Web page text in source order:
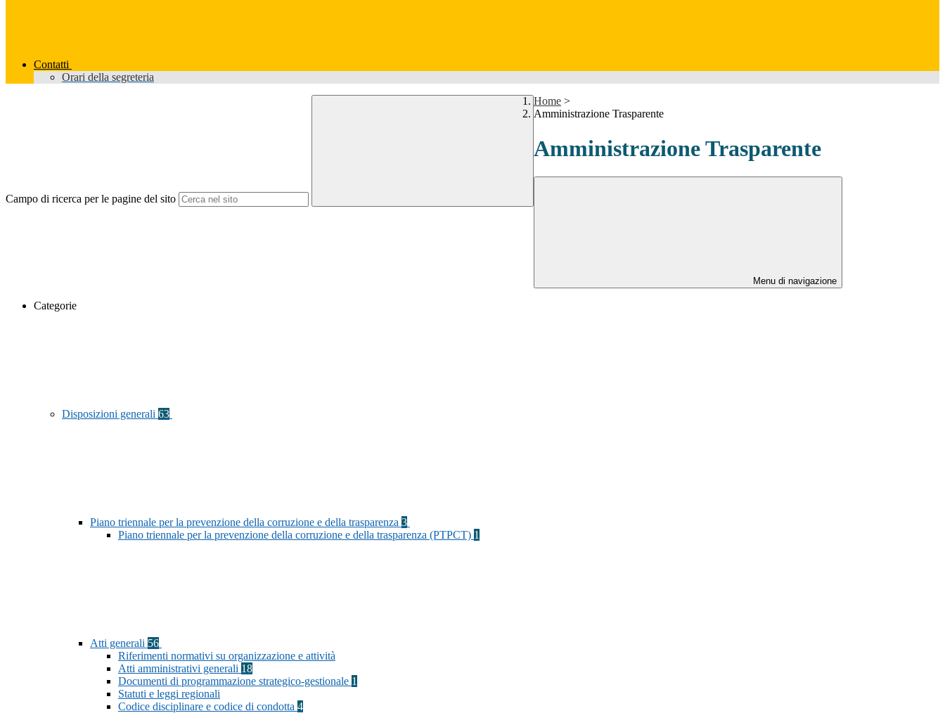
Contatti
Orari della segreteria
Campo di ricerca per le pagine del sito
Home >
Amministrazione Trasparente
Amministrazione Trasparente
Menu di navigazione
Categorie
Disposizioni generali 63
Piano triennale per la prevenzione della corruzione e della trasparenza 3
Piano triennale per la prevenzione della corruzione e della trasparenza (PTPCT) 1
Atti generali 56
Riferimenti normativi su organizzazione e attività
Atti amministrativi generali 18
Documenti di programmazione strategico-gestionale 1
Statuti e leggi regionali
Codice disciplinare e codice di condotta 4